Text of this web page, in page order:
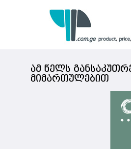
ამ წელს
მიმართულებით